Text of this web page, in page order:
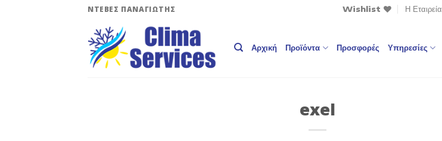
ΝΤΕΒΕΣ ΠΑΝΑΓΙΩΤΗΣ Wishlist Η Εταιρεία
Αρχική Προϊόντα Προσφορές Υπηρεσίες
exel